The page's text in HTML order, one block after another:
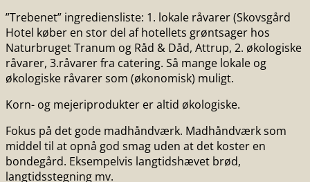
”Tre­benet” ingrediensliste: 1. lokale råvarer (Skovsgård
Hotel køber en stor del af hotellets grøntsager hos
Naturbruget Tranum og Råd & Dåd, Attrup, 2. økologiske
råvarer, 3.råvarer fra catering. Så mange lokale og
økologiske råvarer som (økonomisk) muligt.
Korn- og mejeriprodukter er altid økologiske.
Fokus på det gode madhåndværk. Madhåndværk som
middel til at opnå god smag uden at det koster en
bondegård. Eksempelvis langtidshævet brød,
langtidsstegning mv.